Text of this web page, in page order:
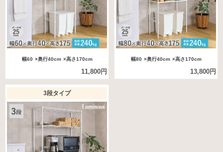
幅60 ×奥行40cm ×高さ170cm
11,800円
幅80 ×奥行40cm ×高さ170cm
13,800円
3段タイプ